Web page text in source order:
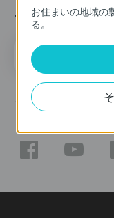
ニュース＆
メールアドレス
ソーシャル
お住まいの地域の
る。